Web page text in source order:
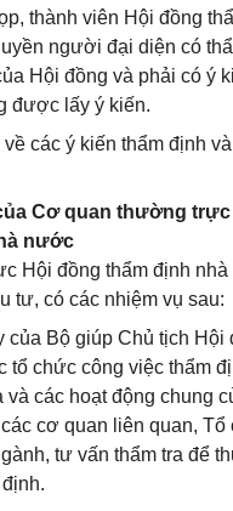
thành viên Hội đồng
người đại diện có
Hội đồng và phải có ý
được lấy ý kiến.
các ý kiến thẩm định
Cơ quan thường
nước
Hội đồng thẩm định
tư, có các nhiệm vụ sau:
của Bộ giúp Chủ tịch Hội
tổ chức công việc thẩm
và các hoạt động chung
cơ quan liên quan, Tổ
tư vấn thẩm tra để